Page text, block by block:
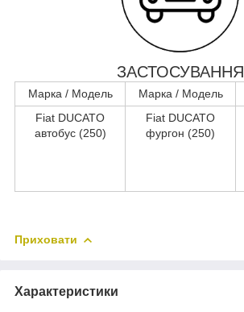
ЗАСТОСУВАННЯ
Марка / Модель Марка / Модель
Fiat DUCATO
автобус (250)
Fiat DUCATO
фургон (250)
Приховати
Характеристики